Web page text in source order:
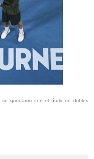
se quedaron con el título de dobles